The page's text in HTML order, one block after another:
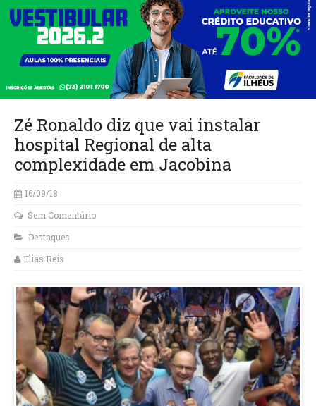
Zé Ronaldo diz que vai instalar
hospital Regional de alta
complexidade em Jacobina
16/09/18
Sem Comentário
Destaques
Elias Reis